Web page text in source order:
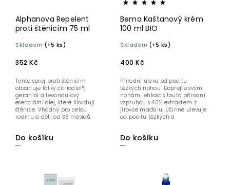
Alphanova Repelent
proti štěnicím 75 ml
Skladem (>5 ks)
352 Kč
Do košíku
Tento sprej proti štěnicím
obsahuje látky citriodiol®,
geraniol a levandulový
esenciální olej, které likvidují
štěnice. Vhodný pro celou
rodinu a děti od 36 měsíců.
Bema Kaštanový krém
100 ml BIO
Skladem (>5 ks)
400 Kč
Do košíku
Přírodní úleva od pocitu
těžkých nohou. Dopřejte svým
nohám lehkost s touto přírodní
vzpruhou s 40% extraktem z
jírovce maďalu. Účinně ulevuje
od pocitu těžkých a